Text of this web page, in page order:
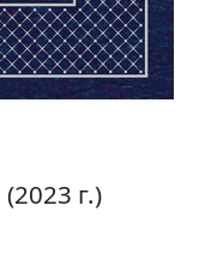
(2023 г.)